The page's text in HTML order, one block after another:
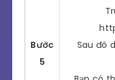
Bước
5
Sau đó